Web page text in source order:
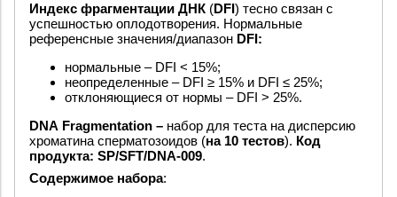
Индекс фрагментации ДНК (DFI ) тесно связан с
успешностью оплодотворения. Нормальные
референсные значения/диапазон DFI:
нормальные – DFI < 15%;
неопределенные – DFI ≥ 15% и DFI ≤ 25%;
отклоняющиеся от нормы – DFI > 25%.
DNA Fragmentation – набор для теста на дисперсию
хроматина сперматозоидов (на 10 тестов). Код
продукта: SP/SFT/DNA-009.
Содержимое набора: